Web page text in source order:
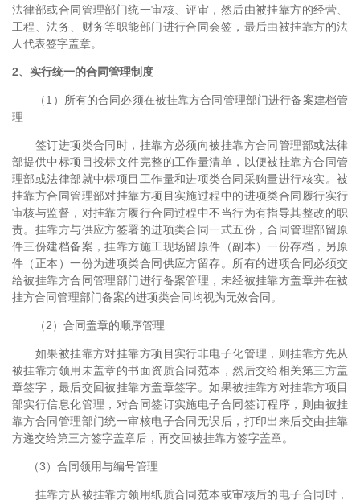
法律部或合同管理部门统一审核、评审，然后由被挂靠方的经营、
工程、法务、财务等职能部门进行合同会签，最后由被挂靠方的法
人代表签字盖章。
2、实行统一的合同管理制度
（1）所有的合同必须在被挂靠方合同管理部门进行备案建档管
理
签订进项类合同时，挂靠方必须向被挂靠方合同管理部或法律
部提供中标项目投标文件完整的工作量清单，以便被挂靠方合同管
理部或法律部就中标项目工作量和进项类合同采购量进行核实。被
挂靠方合同管理部对挂靠方项目实施过程中的进项类合同履行实行
审核与监督，对挂靠方履行合同过程中不当行为有指导其整改的职
责。挂靠方与供应方签署的进项类合同一式五份，合同管理部留原
件三份建档备案，挂靠方施工现场留原件（副本）一份存档，另原
件（正本）一份为进项类合同供应方留存。所有的进项合同必须交
给被挂靠方合同管理部门进行备案管理，未经被挂靠方盖章并在被
挂方合同管理部门备案的进项类合同均视为无效合同。
（2）合同盖章的顺序管理
如果被挂靠方对挂靠方项目实行非电子化管理，则挂靠方先从
被挂靠方领用未盖章的书面资质合同范本，然后交给相关第三方盖
章签字，最后交回被挂靠方盖章签字。如果被挂靠方对挂靠方项目
部实行信息化管理，对合同签订实施电子合同签订程序，则由被挂
靠方合同管理部门统一审核电子合同无误后，打印出来后交由挂靠
方递交给第三方签字盖章后，再交回被挂靠方签字盖章。
（3）合同领用与编号管理
挂靠方从被挂靠方领用纸质合同范本或审核后的电子合同时，